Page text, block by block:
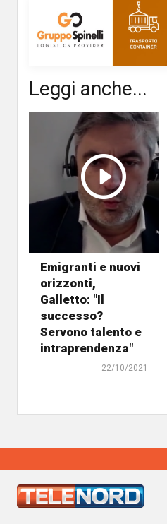
Leggi anche...
Emigranti e nuovi
orizzonti,
Galletto: "Il
successo?
Servono talento e
intraprendenza"
22/10/2021